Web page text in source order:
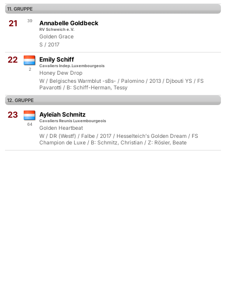
11. GRUPPE
21 39 Annabelle Goldbeck
RV Schweich e.V.
Golden Grace
S / 2017
22
2
Emily Schiff
Cavaliers Indep.Luxembourgeois
Honey Dew Drop
W / Belgisches Warmblut -sBs- / Palomino / 2013 / Djbouti YS / FS
Pavarotti / B: Schiff-Herman, Tessy
12. GRUPPE
23
64
Ayleïah Schmitz
Cavaliers Reunis Luxembourgeois
Golden Heartbeat
W / DR (Westf) / Falbe / 2017 / Hesselteich's Golden Dream / FS
Champion de Luxe / B: Schmitz, Christian / Z: Rösler, Beate